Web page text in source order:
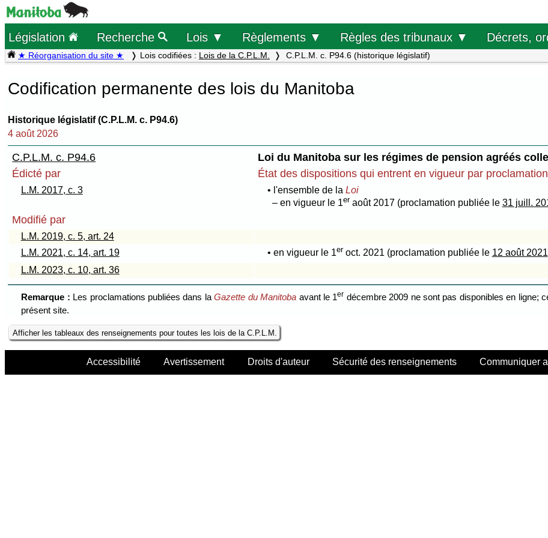
Législation Recherche Lois ▼ Règlements ▼ Règles des tribunaux ▼ Décrets,
★ Réorganisation du site ★ Lois codifiées : Lois de la C.P.L.M. C.P.L.M. c. P94.6 (historique législatif)
Codification permanente des lois du Manitoba
Historique législatif (C.P.L.M. c. P94.6)
4 août 2026
C.P.L.M. c. P94.6
Loi du Manitoba sur les régimes de pension agréés
Édicté par
État des dispositions qui entrent en vigueur par proclamation
L.M. 2017, c. 3 • l'ensemble de la Loi
– en vigueur le 1er août 2017 (proclamation publiée le 31 juill.
Modifié par
L.M. 2019, c. 5, art. 24
L.M. 2021, c. 14, art. 19
• en vigueur le 1er oct. 2021 (proclamation publiée le 12 août 2021
L.M. 2023, c. 10, art. 36
Remarque : Les proclamations publiées dans laGazette du Manitoba avant le 1er décembre 2009 ne sont pas disponibles en ligne;
présent site.
Afficher les tableaux des renseignements pour toutes les lois de la C.P.L.M.
Accessibilité Avertissement Droits d'auteur Sécurité des renseignements Communiquer